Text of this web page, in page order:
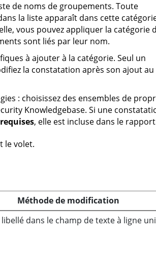
de noms de groupements. Toute
la liste apparaît dans cette
vous pouvez appliquer la catégorie
sont liés par leur nom.
à ajouter à la catégorie. Seul un
la constatation après son ajout au
: choisissez des ensembles de
Knowledgebase. Si une
, elle est incluse dans le
le volet.
Méthode de modification
libellé dans le champ de texte à ligne